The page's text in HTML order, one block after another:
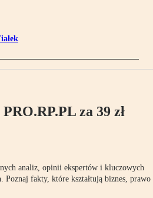
za 39 zł
analiz, opinii ekspertów i kluczowych
Poznaj fakty, które kształtują biznes, prawo